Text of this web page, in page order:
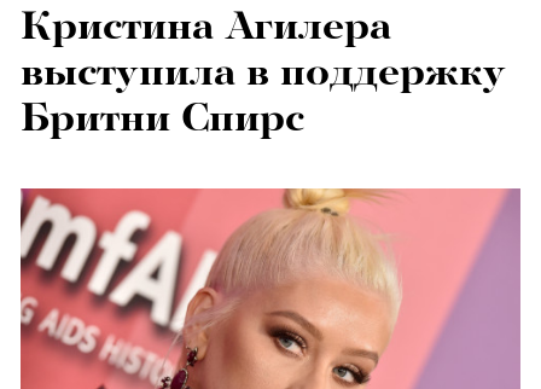
Кристина Агилера
выступила в поддержку
Бритни Спирс